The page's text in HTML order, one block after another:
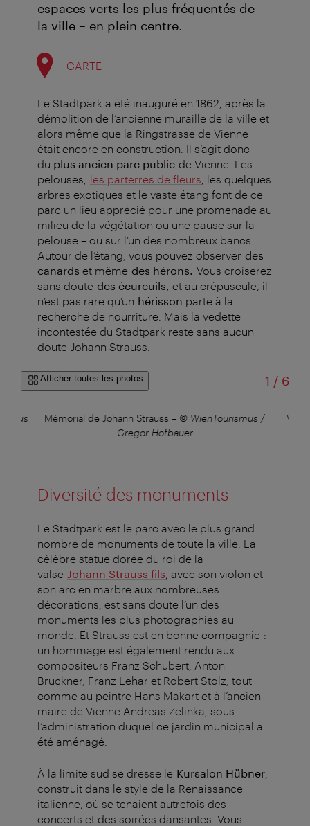
espaces verts les plus fréquentés de
la ville – en plein centre.
CARTE
Le Stadtpark a été inauguré en 1862, après la
démolition de l’ancienne muraille de la ville et
alors même que la Ringstrasse de Vienne
était encore en construction. Il s’agit donc
du plus ancien parc public de Vienne. Les
pelouses, les parterres de fleurs , les quelques
arbres exotiques et le vaste étang font de ce
parc un lieu apprécié pour une promenade au
milieu de la végétation ou une pause sur la
pelouse – ou sur l’un des nombreux bancs.
Autour de l’étang, vous pouvez observer des
canards et même des hérons. Vous croiserez
sans doute des écureuils, et au crépuscule, il
n’est pas rare qu’un hérisson parte à la
recherche de nourriture. Mais la vedette
incontestée du Stadtpark reste sans aucun
doute Johann Strauss
Afficher toutes les photos 1 /sur
6
Mémorial de Johann Strauss – © WienTourismus /
Gregor Hofbauer
Vue
Diversité des monuments
Le Stadtpark est le parc avec le plus grand
nombre de monuments de toute la ville. La
célèbre statue dorée du roi de la
valse Johann Strauss fils , avec son violon et
son arc en marbre aux nombreuses
décorations, est sans doute l’un des
monuments les plus photographiés au
monde. Et Strauss est en bonne compagnie :
un hommage est également rendu aux
compositeurs Franz Schubert, Anton
Bruckner, Franz Lehar et Robert Stolz, tout
comme au peintre Hans Makart et à l’ancien
maire de Vienne Andreas Zelinka, sous
l’administration duquel ce jardin municipal a
été aménagé.
À la limite sud se dresse le Kursalon Hübner
construit dans le style de la Renaissance
italienne, où se tenaient autrefois des
concerts et des soirées dansantes. Vous